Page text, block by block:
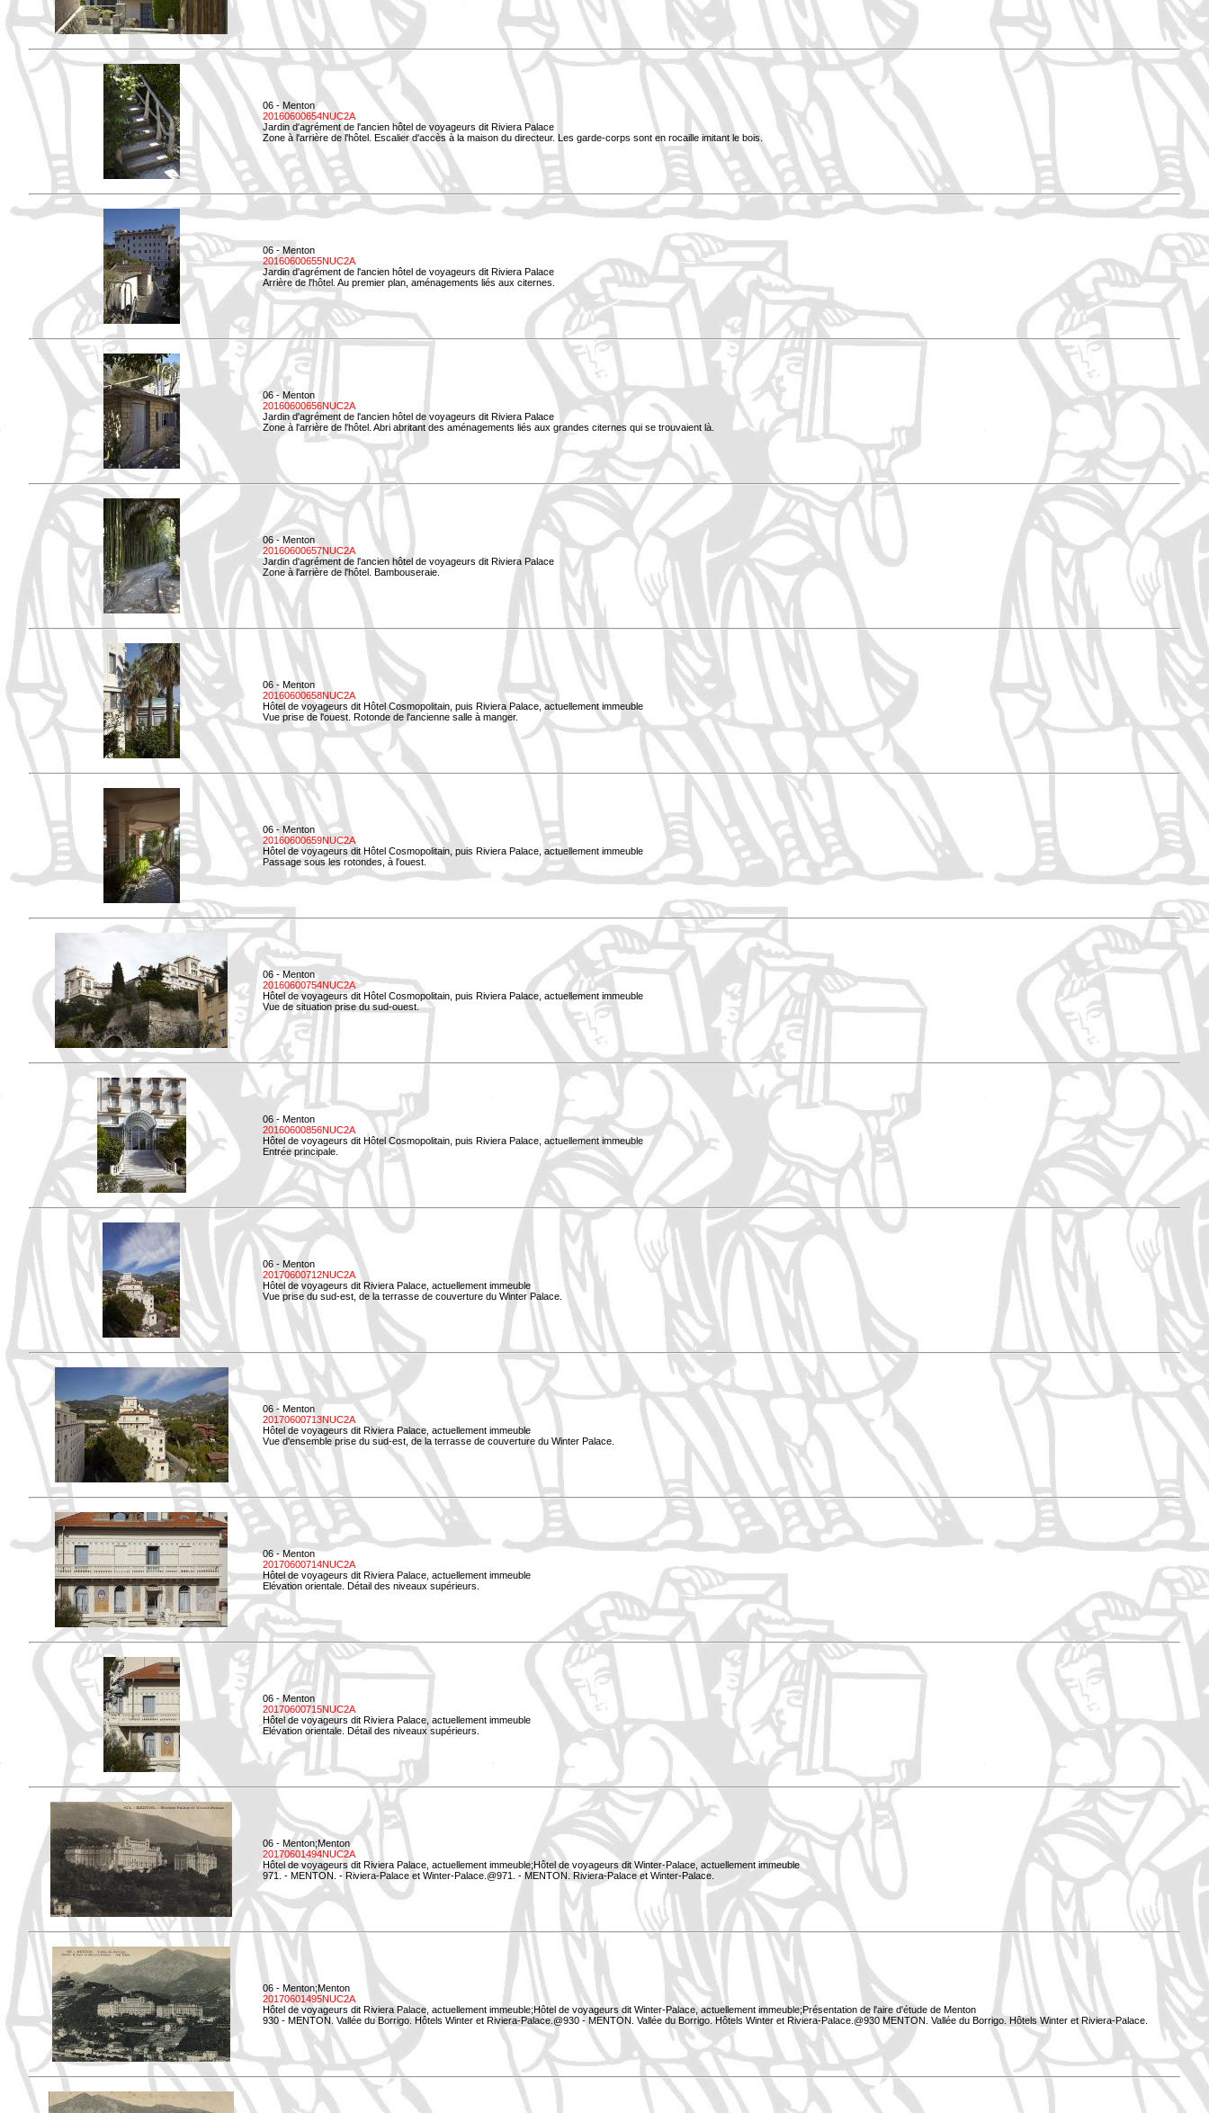
06 - Menton
20160600654NUC2A
Jardin d'agrément de l'ancien hôtel de voyageurs dit Riviera Palace
Zone à l'arrière de l'hôtel. Escalier d'accès à la maison du directeur. Les garde-corps sont en rocaille imitant le bois.
06 - Menton
20160600655NUC2A
Jardin d'agrément de l'ancien hôtel de voyageurs dit Riviera Palace
Arrière de l'hôtel. Au premier plan, aménagements liés aux citernes.
06 - Menton
20160600656NUC2A
Jardin d'agrément de l'ancien hôtel de voyageurs dit Riviera Palace
Zone à l'arrière de l'hôtel. Abri abritant des aménagements liés aux grandes citernes qui se trouvaient là.
06 - Menton
20160600657NUC2A
Jardin d'agrément de l'ancien hôtel de voyageurs dit Riviera Palace
Zone à l'arrière de l'hôtel. Bambouseraie.
06 - Menton
20160600658NUC2A
Hôtel de voyageurs dit Hôtel Cosmopolitain, puis Riviera Palace, actuellement immeuble
Vue prise de l'ouest. Rotonde de l'ancienne salle à manger.
06 - Menton
20160600659NUC2A
Hôtel de voyageurs dit Hôtel Cosmopolitain, puis Riviera Palace, actuellement immeuble
Passage sous les rotondes, à l'ouest.
06 - Menton
20160600754NUC2A
Hôtel de voyageurs dit Hôtel Cosmopolitain, puis Riviera Palace, actuellement immeuble
Vue de situation prise du sud-ouest.
06 - Menton
20160600856NUC2A
Hôtel de voyageurs dit Hôtel Cosmopolitain, puis Riviera Palace, actuellement immeuble
Entrée principale.
06 - Menton
20170600712NUC2A
Hôtel de voyageurs dit Riviera Palace, actuellement immeuble
Vue prise du sud-est, de la terrasse de couverture du Winter Palace.
06 - Menton
20170600713NUC2A
Hôtel de voyageurs dit Riviera Palace, actuellement immeuble
Vue d'ensemble prise du sud-est, de la terrasse de couverture du Winter Palace.
06 - Menton
20170600714NUC2A
Hôtel de voyageurs dit Riviera Palace, actuellement immeuble
Elévation orientale. Détail des niveaux supérieurs.
06 - Menton
20170600715NUC2A
Hôtel de voyageurs dit Riviera Palace, actuellement immeuble
Elévation orientale. Détail des niveaux supérieurs.
06 - Menton;Menton
20170601494NUC2A
Hôtel de voyageurs dit Riviera Palace, actuellement immeuble;Hôtel de voyageurs dit Winter-Palace, actuellement immeuble
971. - MENTON. - Riviera-Palace et Winter-Palace.@971. - MENTON. Riviera-Palace et Winter-Palace.
06 - Menton;Menton
20170601495NUC2A
Hôtel de voyageurs dit Riviera Palace, actuellement immeuble;Hôtel de voyageurs dit Winter-Palace, actuellement immeuble;Présentation de l'aire d'étude de Menton
930 - MENTON. Vallée du Borrigo. Hôtels Winter et Riviera-Palace.@930 - MENTON. Vallée du Borrigo. Hôtels Winter et Riviera-Palace.@930 MENTON. Vallée du Borrigo. Hôtels Winter et Riviera-Palace.